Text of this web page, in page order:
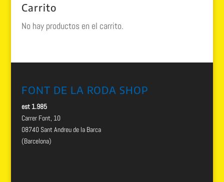
160.00 €.
Carrito
No hay productos en el carrito.
FONT DE LA RODA SHOP
est 1.985
Carrer Font, 10
08740 Sant Andreu de la Barca
(Barcelona)